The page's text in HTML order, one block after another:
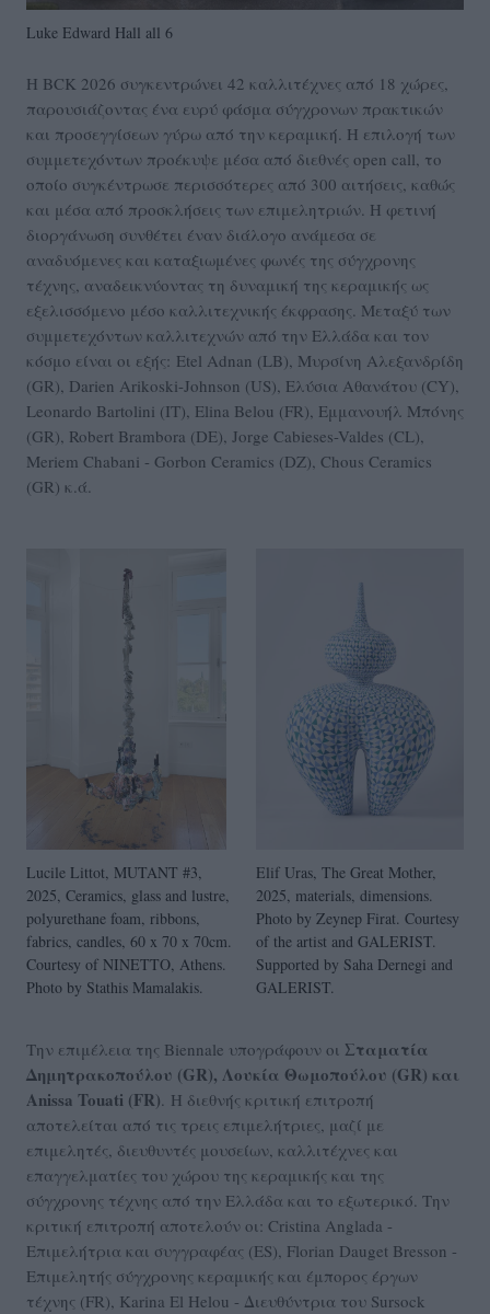
Luke Edward Hall all 6
Η BCK 2026 συγκεντρώνει 42 καλλιτέχνες από 18 χώρες,
παρουσιάζοντας ένα ευρύ φάσμα σύγχρονων πρακτικών
και προσεγγίσεων γύρω από την κεραμική. Η επιλογή των
συμμετεχόντων προέκυψε μέσα από διεθνές open call, το
οποίο συγκέντρωσε περισσότερες από 300 αιτήσεις, καθώς
και μέσα από προσκλήσεις των επιμελητριών. Η φετινή
διοργάνωση συνθέτει έναν διάλογο ανάμεσα σε
αναδυόμενες και καταξιωμένες φωνές της σύγχρονης
τέχνης, αναδεικνύοντας τη δυναμική της κεραμικής ως
εξελισσόμενο μέσο καλλιτεχνικής έκφρασης. Μεταξύ των
συμμετεχόντων καλλιτεχνών από την Ελλάδα και τον
κόσμο είναι οι εξής: Etel Adnan (LB), Μυρσίνη Αλεξανδρίδη
(GR), Darien Arikoski-Johnson (US), Ελύσια Αθανάτου (CY),
Leonardo Bartolini (IT), Elina Belou (FR), Εμμανουήλ Μπόνης
(GR), Robert Brambora (DE), Jorge Cabieses-Valdes (CL),
Meriem Chabani - Gorbon Ceramics (DZ), Chous Ceramics
(GR) κ.ά.
Lucile Littot, MUTANT #3,
2025, Ceramics, glass and lustre,
polyurethane foam, ribbons,
fabrics, candles, 60 x 70 x 70cm.
Courtesy of NINETTO, Athens.
Photo by Stathis Mamalakis.
Elif Uras, The Great Mother,
2025, materials, dimensions.
Photo by Zeynep Firat. Courtesy
of the artist and GALERIST.
Supported by Saha Dernegi and
GALERIST.
Την επιμέλεια της Biennale υπογράφουν οι Σταματία
Δημητρακοπούλου (GR), Λουκία Θωμοπούλου (GR) και
Anissa Touati (FR). Η διεθνής κριτική επιτροπή
αποτελείται από τις τρεις επιμελήτριες, μαζί με
επιμελητές, διευθυντές μουσείων, καλλιτέχνες και
επαγγελματίες του χώρου της κεραμικής και της
σύγχρονης τέχνης από την Ελλάδα και το εξωτερικό. Την
κριτική επιτροπή αποτελούν οι: Cristina Anglada -
Επιμελήτρια και συγγραφέας (ES), Florian Dauget Bresson -
Επιμελητής σύγχρονης κεραμικής και έμπορος έργων
τέχνης (FR), Karina El Helou - Διευθύντρια του Sursock